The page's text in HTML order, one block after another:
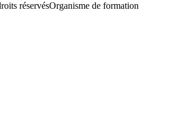
réservésOrganisme de formation